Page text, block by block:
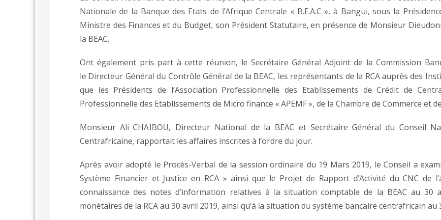
Nationale de la Banque des Etats de l’Afrique Centrale « B.E.A.C », à Bangui, sous la
Ministre des Finances et du Budget, son Président Statutaire, en présence de Monsieur
la BEAC.
Ont également pris part à cette réunion, le Secrétaire Général Adjoint de la Commission
le Directeur Général du Contrôle Général de la BEAC, les représentants de la RCA auprès des
que les Présidents de l’Association Professionnelle des Etablissements de Crédit de
Professionnelle des Etablissements de Micro finance « APEMF », de la Chambre de Commerce et
Monsieur Ali CHAÏBOU, Directeur National de la BEAC et Secrétaire Général du Conseil
Centrafricaine, rapportait les affaires inscrites à l’ordre du jour.
Après avoir adopté le Procès-Verbal de la session ordinaire du 19 Mars 2019, le Conseil a
Système Financier et Justice en RCA » ainsi que le Projet de Rapport d’Activité du CNC de
connaissance des notes d’information relatives à la situation comptable de la BEAC au 30
monétaires de la RCA au 30 avril 2019, ainsi qu’à la situation du système bancaire centrafricain au